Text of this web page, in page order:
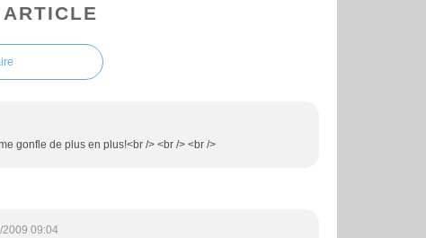
gonfle de plus en plus!<br /> <br /> <br />
2009 09:04